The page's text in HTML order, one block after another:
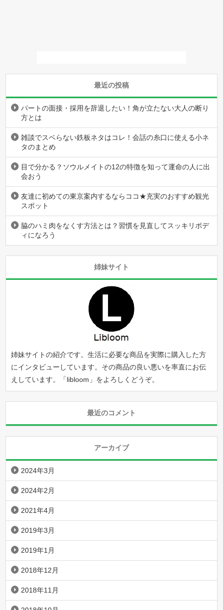
最近の投稿
パートの面接・採用を辞退したい！角が立たない大人の断り
方とは
雑談でスベらない鉄板ネタはコレ！会話の糸口に使える小ネ
タのまとめ
目で分かる？ソウルメイトの12の特徴を知って運命の人に出
会おう
友達に初めての東京案内するならココ★充実のおすすめ観光
スポット
脇のハミ肉をなくす方法とは？習慣を見直してスッキリボデ
ィになろう
姉妹サイト
姉妹サイトの紹介です。生活に必要な商品を実際に購入した方
にインタビューしています。その商品の良い悪いを率直にお伝
えしています。「libloom 」をよろしくどうぞ。
最近のコメント
アーカイブ
2024年3月
2024年2月
2021年4月
2019年3月
2019年1月
2018年12月
2018年11月